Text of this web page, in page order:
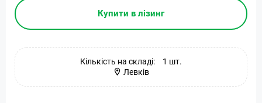
Купити в лізинг
Кількість на складі:
1 шт.
Левків